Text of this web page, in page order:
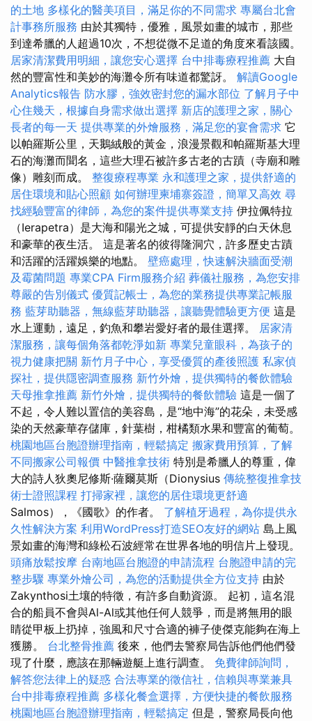
的土地 多樣化的醫美項目，滿足你的不同需求 專屬台北會
計事務所服務 由於其獨特，優雅，風景如畫的城市，那些
到達希臘的人超過10次，不想從微不足道的角度來看該國。
居家清潔費用明細，讓您安心選擇 台中排毒療程推薦 大自
然的豐富性和美妙的海灘令所有味道都驚訝。 解讀Google
Analytics報告 防水膠，強效密封您的漏水部位 了解月子中
心住幾天，根據自身需求做出選擇 新店的護理之家，關心
長者的每一天 提供專業的外燴服務，滿足您的宴會需求 它
以帕羅斯公里，天鵝絨般的黃金，浪漫景觀和帕羅斯基大理
石的海灘而聞名，這些大理石被許多古老的古蹟（寺廟和雕
像）雕刻而成。 整復療程專業 永和護理之家，提供舒適的
居住環境和貼心照顧 如何辦理柬埔寨簽證，簡單又高效 尋
找經驗豐富的律師，為您的案件提供專業支持 伊拉佩特拉
（Ierapetra）是大海和陽光之城，可提供安靜的白天休息
和豪華的夜生活。 這是著名的彼得隆洞穴，許多歷史古蹟
和活躍的活躍娛樂的地點。 壁癌處理，快速解決牆面受潮
及霉菌問題 專業CPA Firm服務介紹 葬儀社服務，為您安排
尊嚴的告別儀式 優質記帳士，為您的業務提供專業記帳服
務 藍芽助聽器，無線藍芽助聽器，讓聽覺體驗更方便 這是
水上運動，遠足，釣魚和攀岩愛好者的最佳選擇。 居家清
潔服務，讓每個角落都乾淨如新 專業兒童眼科，為孩子的
視力健康把關 新竹月子中心，享受優質的產後照護 私家偵
探社，提供隱密調查服務 新竹外燴，提供獨特的餐飲體驗
天母推拿推薦 新竹外燴，提供獨特的餐飲體驗 這是一個了
不起，令人難以置信的美容島，是“地中海”的花朵，未受感
染的天然豪華存儲庫，針葉樹，柑橘類水果和豐富的葡萄。
桃園地區台胞證辦理指南，輕鬆搞定 搬家費用預算，了解
不同搬家公司報價 中醫推拿技術 特別是希臘人的尊重，偉
大的詩人狄奧尼修斯·薩爾莫斯（Dionysius 傳統整復推拿技
術士證照課程 打掃家裡，讓您的居住環境更舒適
Salmos），《國歌》的作者。 了解植牙過程，為你提供永
久性解決方案 利用WordPress打造SEO友好的網站 島上風
景如畫的海灣和綠松石波經常在世界各地的明信片上發現。
頭痛放鬆按摩 台南地區台胞證的申請流程 台胞證申請的完
整步驟 專業外燴公司，為您的活動提供全方位支持 由於
Zakynthosi土壤的特徵，有許多自動資源。 起初，這名混
合的船員不會與Al-Al或其他任何人競爭，而是將無用的眼
睛從甲板上扔掉，強風和尺寸合適的褲子使傑克能夠在海上
獲勝。 台北整骨推薦 後來，他們去警察局告訴他們他們發
現了什麼，應該在那輛遊艇上進行調查。 免費律師詢問，
解答您法律上的疑惑 合法專業的徵信社，信賴與專業兼具
台中排毒療程推薦 多樣化餐盒選擇，方便快捷的餐飲服務
桃園地區台胞證辦理指南，輕鬆搞定 但是，警察局長向他